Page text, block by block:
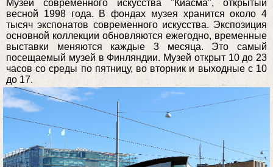
Музей современного искусства "Киасма", открытый
весной 1998 года. В фондах музея хранится около 4
тысяч экспонатов современного искусства. Экспозиция
основной коллекции обновляются ежегодно, временные
выставки меняются каждые 3 месяца. Это самый
посещаемый музей в Финляндии. Музей открыт 10 до 23
часов со среды по пятницу, во вторник и выходные с 10
до 17.